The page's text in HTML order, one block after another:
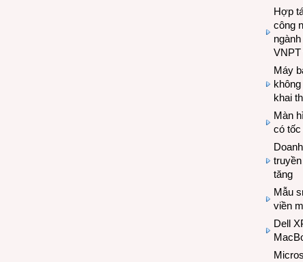
Hợp
công
Máy
khai
Màn
có tốc
tăng
Mẫu
viền
Dell